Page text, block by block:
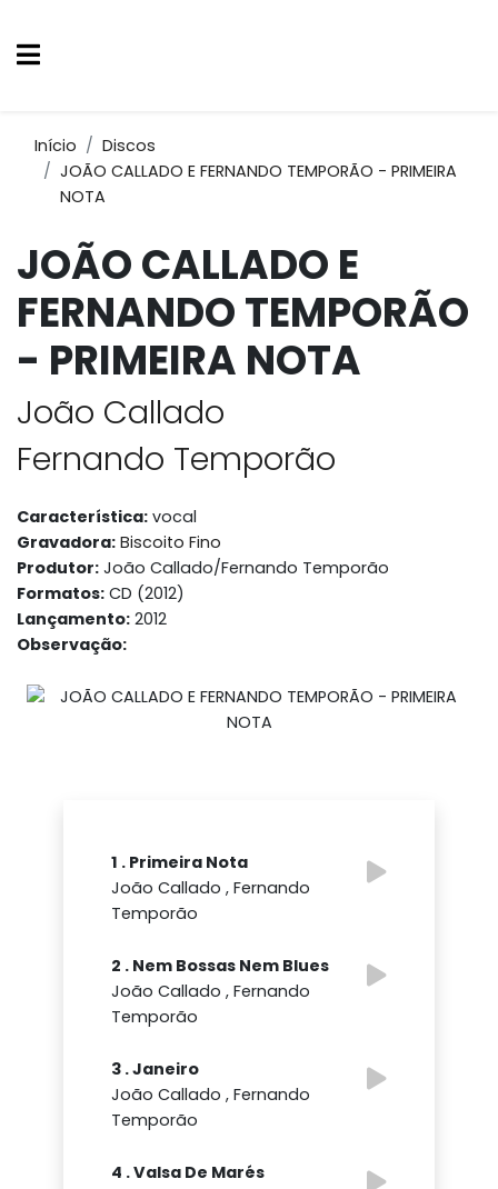
Início
Discos
JOÃO CALLADO E FERNANDO TEMPORÃO - PRIMEIRA
NOTA
JOÃO CALLADO E
FERNANDO TEMPORÃO
- PRIMEIRA NOTA
João Callado
Fernando Temporão
Característica: vocal
Gravadora: Biscoito Fino
Produtor: João Callado/Fernando Temporão
Formatos: CD (2012)
Lançamento: 2012
Observação:
1 . Primeira Nota
João Callado , Fernando
Temporão
2 . Nem Bossas Nem Blues
João Callado , Fernando
Temporão
3 . Janeiro
João Callado , Fernando
Temporão
4 . Valsa De Marés